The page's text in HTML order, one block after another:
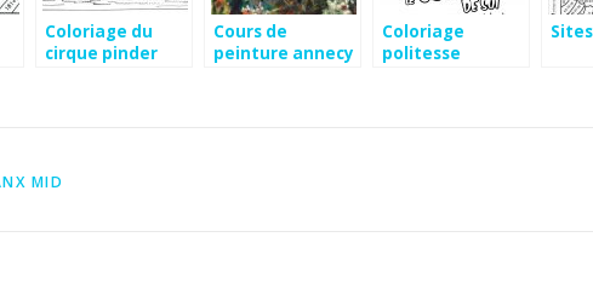
Coloriage du
cirque pinder
Cours de
peinture annecy
Coloriage
politesse
MID